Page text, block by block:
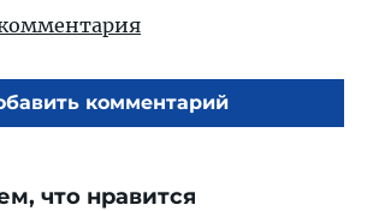
комментарий
что нравится